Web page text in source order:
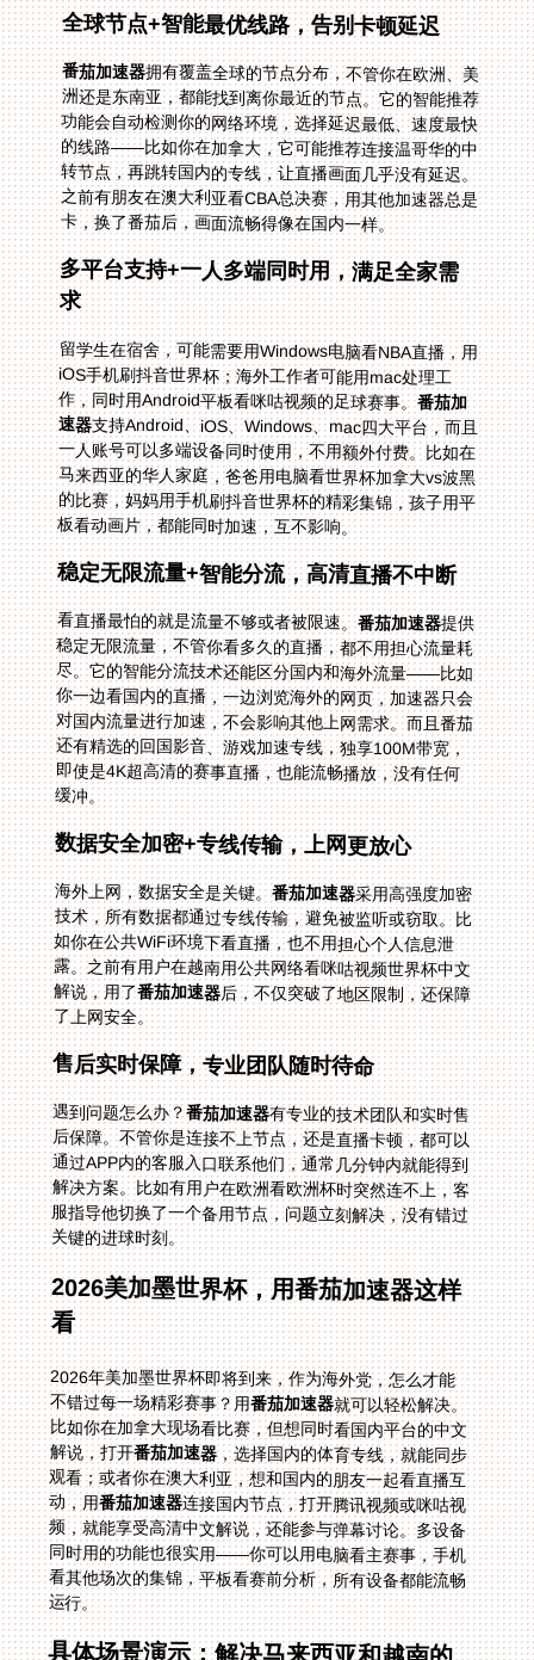
全球节点+智能最优线路，告别卡顿延迟
番茄加速器拥有覆盖全球的节点分布，不管你在欧洲、美
洲还是东南亚，都能找到离你最近的节点。它的智能推荐
功能会自动检测你的网络环境，选择延迟最低、速度最快
的线路——比如你在加拿大，它可能推荐连接温哥华的中
转节点，再跳转国内的专线，让直播画面几乎没有延迟。
之前有朋友在澳大利亚看CBA总决赛，用其他加速器总是
卡，换了番茄后，画面流畅得像在国内一样。
多平台支持+一人多端同时用，满足全家需
求
留学生在宿舍，可能需要用Windows电脑看NBA直播，用
iOS手机刷抖音世界杯；海外工作者可能用mac处理工
作，同时用Android平板看咪咕视频的足球赛事。番茄加
速器支持Android、iOS、Windows、mac四大平台，而且
一人账号可以多端设备同时使用，不用额外付费。比如在
马来西亚的华人家庭，爸爸用电脑看世界杯加拿大vs波黑
的比赛，妈妈用手机刷抖音世界杯的精彩集锦，孩子用平
板看动画片，都能同时加速，互不影响。
稳定无限流量+智能分流，高清直播不中断
看直播最怕的就是流量不够或者被限速。番茄加速器提供
稳定无限流量，不管你看多久的直播，都不用担心流量耗
尽。它的智能分流技术还能区分国内和海外流量——比如
你一边看国内的直播，一边浏览海外的网页，加速器只会
对国内流量进行加速，不会影响其他上网需求。而且番茄
还有精选的回国影音、游戏加速专线，独享100M带宽，
即使是4K超高清的赛事直播，也能流畅播放，没有任何
缓冲。
数据安全加密+专线传输，上网更放心
海外上网，数据安全是关键。番茄加速器采用高强度加密
技术，所有数据都通过专线传输，避免被监听或窃取。比
如你在公共WiFi环境下看直播，也不用担心个人信息泄
露。之前有用户在越南用公共网络看咪咕视频世界杯中文
解说，用了番茄加速器后，不仅突破了地区限制，还保障
了上网安全。
售后实时保障，专业团队随时待命
遇到问题怎么办？番茄加速器有专业的技术团队和实时售
后保障。不管你是连接不上节点，还是直播卡顿，都可以
通过APP内的客服入口联系他们，通常几分钟内就能得到
解决方案。比如有用户在欧洲看欧洲杯时突然连不上，客
服指导他切换了一个备用节点，问题立刻解决，没有错过
关键的进球时刻。
2026美加墨世界杯，用番茄加速器这样
看
2026年美加墨世界杯即将到来，作为海外党，怎么才能
不错过每一场精彩赛事？用番茄加速器就可以轻松解决。
比如你在加拿大现场看比赛，但想同时看国内平台的中文
解说，打开番茄加速器，选择国内的体育专线，就能同步
观看；或者你在澳大利亚，想和国内的朋友一起看直播互
动，用番茄加速器连接国内节点，打开腾讯视频或咪咕视
频，就能享受高清中文解说，还能参与弹幕讨论。多设备
同时用的功能也很实用——你可以用电脑看主赛事，手机
看其他场次的集锦，平板看赛前分析，所有设备都能流畅
运行。
具体场景演示：解决马来西亚和越南的